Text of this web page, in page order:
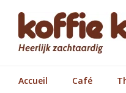
Accueil Café